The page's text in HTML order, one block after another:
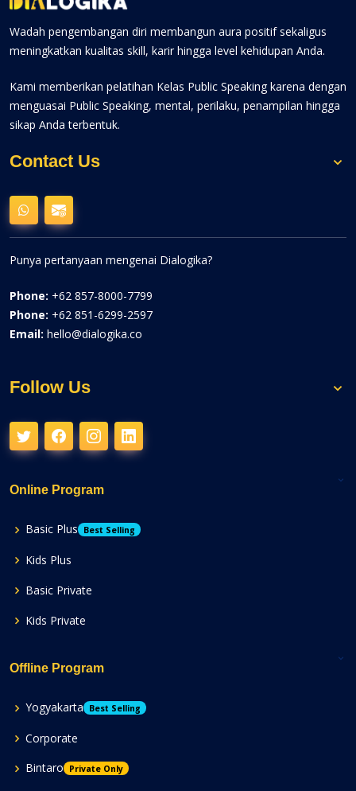
Wadah pengembangan diri membangun aura positif sekaligus
meningkatkan kualitas skill, karir hingga level kehidupan Anda.
Kami memberikan pelatihan Kelas Public Speaking karena dengan
menguasai Public Speaking, mental, perilaku, penampilan hingga
sikap Anda terbentuk.
Contact Us
Punya pertanyaan mengenai Dialogika?
Phone: +62 857-8000-7799
Phone: +62 851-6299-2597
Email: hello@dialogika.co
Follow Us
Online Program
Basic Plus Best Selling
Kids Plus
Basic Private
Kids Private
Offline Program
Yogyakarta Best Selling
Corporate
Bintaro
Private Only